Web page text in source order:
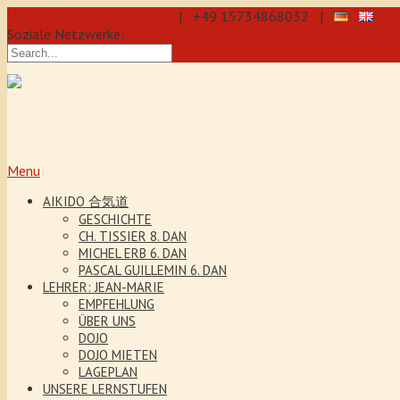
| +49 15734868032 |
Soziale Netzwerke:
Menu
AIKIDO 合気道
GESCHICHTE
CH. TISSIER 8. DAN
MICHEL ERB 6. DAN
PASCAL GUILLEMIN 6. DAN
LEHRER: JEAN-MARIE
EMPFEHLUNG
ÜBER UNS
DOJO
DOJO MIETEN
LAGEPLAN
UNSERE LERNSTUFEN